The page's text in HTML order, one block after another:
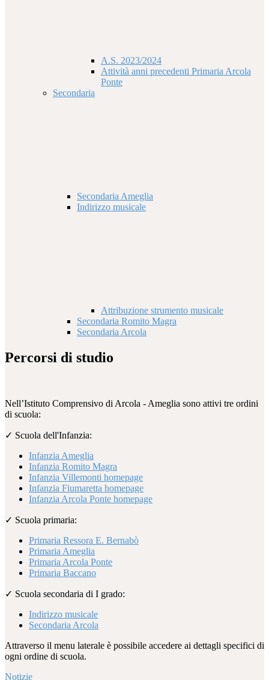
A.S. 2023/2024
Attività anni precedenti Primaria Arcola
Ponte
Secondaria
Secondaria Ameglia
Indirizzo musicale
Attribuzione strumento musicale
Secondaria Romito Magra
Secondaria Arcola
Percorsi di studio
Nell’Istituto Comprensivo di Arcola - Ameglia sono attivi tre ordini
di scuola:
✓ Scuola dell'Infanzia:
Infanzia Ameglia
Infanzia Romito Magra
Infanzia Villemonti homepage
Infanzia Fiumaretta homepage
Infanzia Arcola Ponte homepage
✓ Scuola primaria:
Primaria Ressora E. Bernabò
Primaria Ameglia
Primaria Arcola Ponte
Primaria Baccano
✓ Scuola secondaria di I grado:
Indirizzo musicale
Secondaria Arcola
Attraverso il menu laterale è possibile accedere ai dettagli specifici di
ogni ordine di scuola.
Notizie